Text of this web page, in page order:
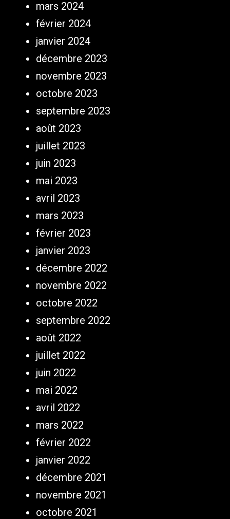
mars 2024
février 2024
janvier 2024
décembre 2023
novembre 2023
octobre 2023
septembre 2023
août 2023
juillet 2023
juin 2023
mai 2023
avril 2023
mars 2023
février 2023
janvier 2023
décembre 2022
novembre 2022
octobre 2022
septembre 2022
août 2022
juillet 2022
juin 2022
mai 2022
avril 2022
mars 2022
février 2022
janvier 2022
décembre 2021
novembre 2021
octobre 2021